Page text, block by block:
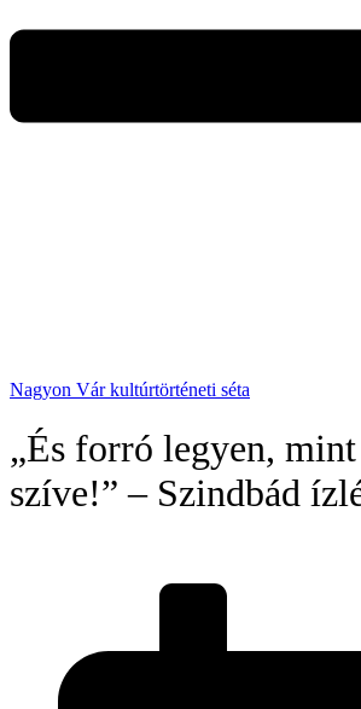
Nagyon Vár kultúrtörténeti séta
„És forró legyen, mint
szíve!” – Szindbád